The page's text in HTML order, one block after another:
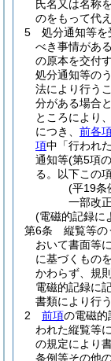
氏名又は名称
のをもって代
5
処分通知等
べき事情があ
の原本を交付
処分通知等の
法により行う
分がある場合
ところにより
につき、 前各
項中「行われ
通知等(第5項
る。以下この
(平19条
一部改
(電磁的記録に
第6条
縦覧等の
おいて書面等
に基づくもの
かわらず、規
電磁的記録に
書類により行
2
前項の電磁的
われた縦覧等
の規定により
条例等その他